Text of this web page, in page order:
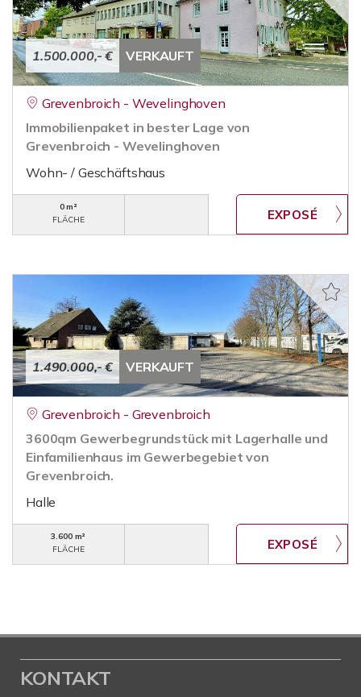
1.500.000,- € VERKAUFT
Grevenbroich - Wevelinghoven
Immobilienpaket in bester Lage von
Grevenbroich - Wevelinghoven
Wohn- / Geschäftshaus
0 m²
FLÄCHE
1.490.000,- € VERKAUFT
Grevenbroich - Grevenbroich
3600qm Gewerbegrundstück mit Lagerhalle und
Einfamilienhaus im Gewerbegebiet von
Grevenbroich.
Halle
3.600 m²
FLÄCHE
KONTAKT